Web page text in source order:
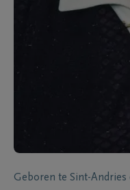
Geboren te Sint-Andries